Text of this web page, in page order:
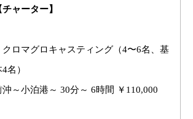
チャーター】
クロマグロキャスティング（4〜6名、基
名）
沖～小泊港～ 30分～ 6時間 ￥110,000